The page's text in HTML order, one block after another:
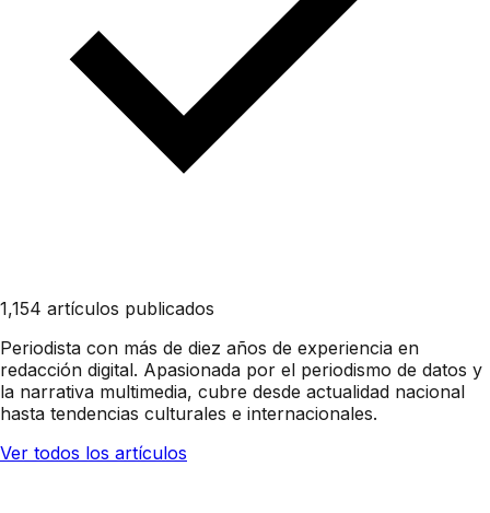
1,154 artículos publicados
Periodista con más de diez años de experiencia en
redacción digital. Apasionada por el periodismo de datos y
la narrativa multimedia, cubre desde actualidad nacional
hasta tendencias culturales e internacionales.
Ver todos los artículos